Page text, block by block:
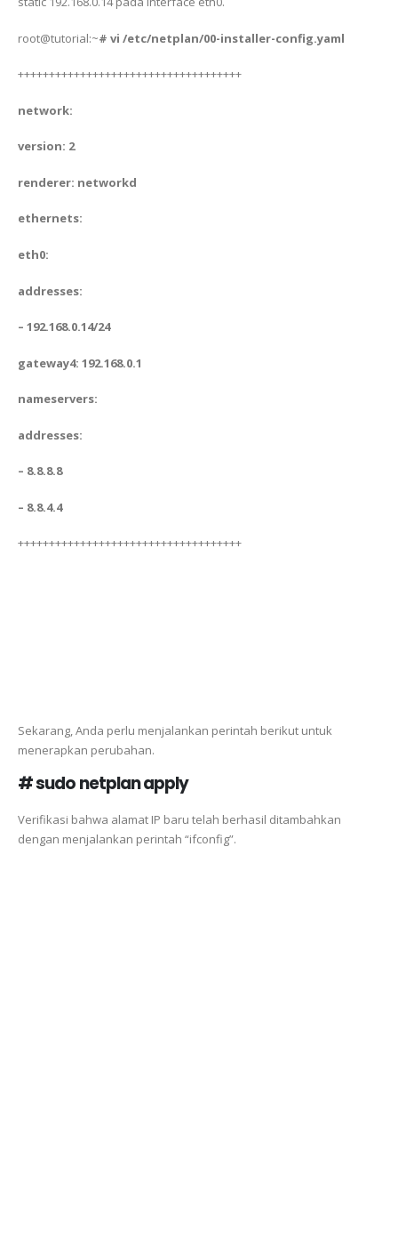
root@tutorial:~# vi /etc/netplan/00-installer-config.yaml
++++++++++++++++++++++++++++++++++++
network:
version: 2
renderer: networkd
ethernets:
eth0:
addresses:
– 192.168.0.14/24
gateway4: 192.168.0.1
nameservers:
addresses:
– 8.8.8.8
– 8.8.4.4
++++++++++++++++++++++++++++++++++++
Sekarang, Anda perlu menjalankan perintah berikut untuk
menerapkan perubahan.
# sudo netplan apply
Verifikasi bahwa alamat IP baru telah berhasil ditambahkan
dengan menjalankan perintah “ifconfig”.